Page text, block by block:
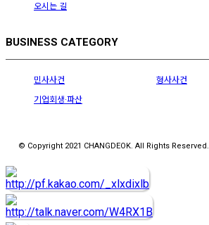
오시는 길
BUSINESS CATEGORY
민사사건
형사사건
기업회생·파산
© Copyright 2021 CHANGDEOK. All Rights Reserved.